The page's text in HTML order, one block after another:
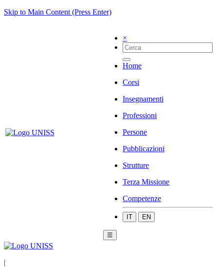
Skip to Main Content (Press Enter)
×
Home
Corsi
Insegnamenti
Professioni
Persone
Pubblicazioni
Strutture
Terza Missione
Competenze
IT EN
☰
|